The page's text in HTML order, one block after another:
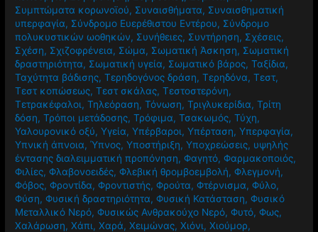
Συμπτώματα κορωνοϊού, Συναισθήματα, Συναισθηματική
υπερφαγία, Σύνδρομο Ευερέθιστου Εντέρου, Σύνδρομο
πολυκυστικών ωοθηκών, Συνήθειες, Συντήρηση, Σχέσεις,
Σχέση, Σχιζοφρένεια, Σώμα, Σωματική Άσκηση, Σωματική
δραστηριότητα, Σωματική υγεία, Σωματικό βάρος,Ταξίδια,
Ταχύτητα βάδισης,Τερηδογόνος δράση,Τερηδόνα,Τεστ,
Τεστ κοπώσεως,Τεστ σκάλας,Τεστοστερόνη,
Τετρακέφαλοι,Τηλεόραση,Τόνωση,Τριγλυκερίδια,Τρίτη
δόση,Τρόποι μετάδοσης,Τρόφιμα,Τσακωμός,Τύχη,
Υαλουρονικό οξύ,Υγεία,Υπέρβαροι,Υπέρταση,Υπερφαγία,
Υπνική άπνοια,Ύπνος,Υποστήριξη,Υποχρεώσεις, υψηλής
έντασης διαλειμματική προπόνηση,Φαγητό,Φαρμακοποιός,
Φιλίες,Φλαβονοειδές,Φλεβική θρομβοεμβολή,Φλεγμονή,
Φόβος,Φροντίδα,Φροντιστής,Φρούτα,Φτέρνισμα,Φύλο,
Φύση,Φυσική δραστηριότητα,Φυσική Κατάσταση,Φυσικό
Μεταλλικό Νερό,Φυσικώς Ανθρακούχο Νερό,Φυτό,Φως,
Χαλάρωση,Χάπι,Χαρά,Χειμώνας,Χιόνι,Χιούμορ,